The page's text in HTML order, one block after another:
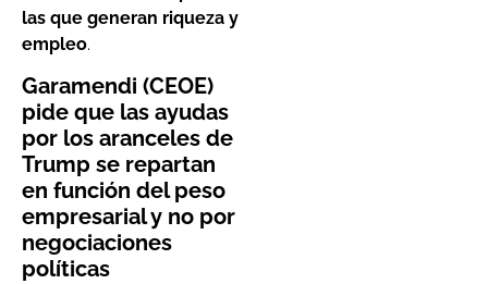
las que generan riqueza y
empleo.
Garamendi (CEOE)
pide que las ayudas
por los aranceles de
Trump se repartan
en función del peso
empresarial y no por
negociaciones
políticas